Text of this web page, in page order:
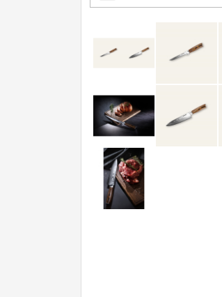
Nože s pevnou čepeľou
Ostrenie nožov
Nože SEBURO
Nože Tojiro
Nože Samura
Ostřiče nožů V-Sharp